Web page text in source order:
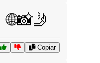
🌐📸🤳
Copiar